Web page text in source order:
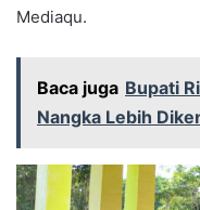
Mediaqu.
Baca juga Bupati
Nangka Lebih